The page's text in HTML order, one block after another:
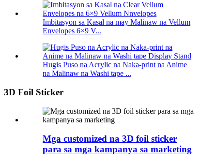
Imbitasyon sa Kasal na may Malinaw na Vellum
Envelopes 6×9 V...
Hugis Puso na Acrylic na Naka-print na Anime
na Malinaw na Washi tape ...
3D Foil Sticker
Mga customized na 3D foil sticker
para sa mga kampanya sa marketing